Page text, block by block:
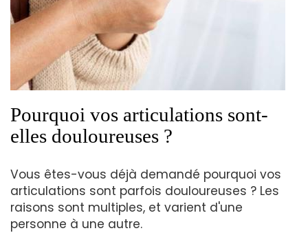
Pourquoi vos articulations sont-
elles douloureuses ?
Vous êtes-vous déjà demandé pourquoi vos
articulations sont parfois douloureuses ? Les
raisons sont multiples, et varient d'une
personne à une autre.